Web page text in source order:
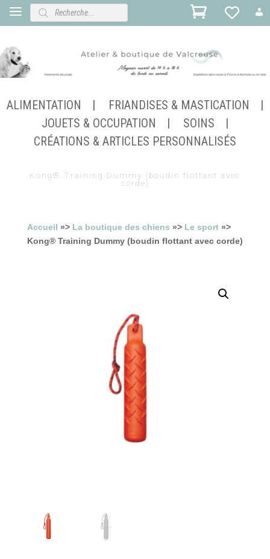
Recherche
produits
ALIMENTATION
FRIANDISES & MASTICATION
JOUETS & OCCUPATION
SOINS
CRÉATIONS & ARTICLES PERSONNALISÉS
Kong® Training Dummy (boudin flottant avec
corde)
Accueil »> La boutique des chiens »> Le sport»>
Kong® Training Dummy (boudin flottant avec corde)